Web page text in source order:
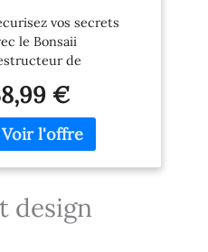
P-4 pour
vos secrets
le Bonsaii
de
appareil puissant
vos
en petits
de 5x14 mm,
le niveau de
vous inquiéter pour
€
design